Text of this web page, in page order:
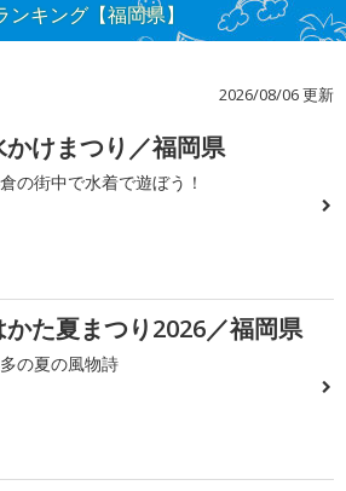
キング【福岡県】
2026/08/06 更新
かけまつり／福岡県
の街中で水着で遊ぼう！
かた夏まつり2026／福岡県
の夏の風物詩